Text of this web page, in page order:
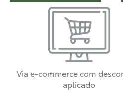
Via e-commerce com
aplicado